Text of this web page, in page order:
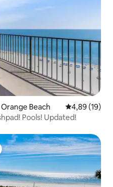
Beach Évaluation
4,89 (19)
Pools! Updated!
plus appréciés